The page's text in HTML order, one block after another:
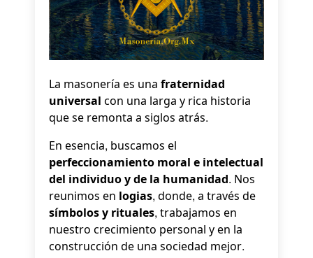
La masonería es unafraternidad
universalcon una larga y rica historia
que se remonta a siglos atrás.
En esencia, buscamos el
perfeccionamiento moral e intelectual
del individuo y de la humanidad. Nos
reunimos en logias, donde, a través de
símbolos y rituales, trabajamos en
nuestro crecimiento personal y en la
construcción de una sociedad mejor.